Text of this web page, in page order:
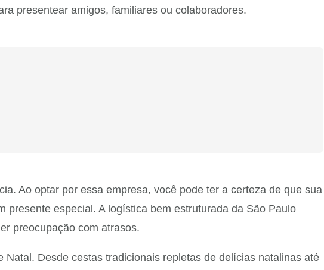
presentear amigos, familiares ou colaboradores.
Ao optar por essa empresa, você pode ter a certeza de que sua
especial. A logística bem estruturada da São Paulo
preocupação com atrasos.
Desde cestas tradicionais repletas de delícias natalinas até